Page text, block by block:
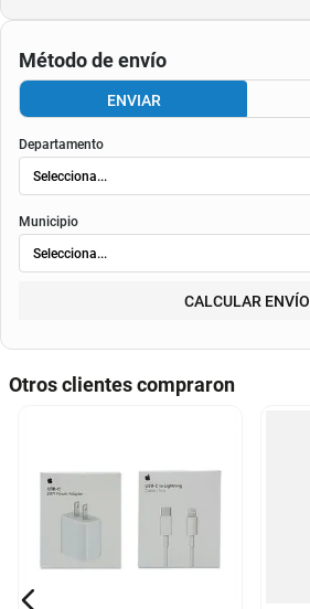
Método de envío
ENVIAR
Departamento
Municipio
CALCULAR ENVÍO
Otros clientes compraron